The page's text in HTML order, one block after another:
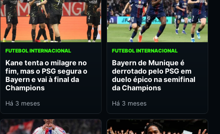
FUTEBOL INTERNACIONAL
Kane tenta o milagre no
fim, mas o PSG segura o
Bayern e vai à final da
Champions
Há 3 meses
FUTEBOL INTERNACIONAL
Bayern de Munique é
derrotado pelo PSG em
duelo épico na semifinal
da Champions
Há 3 meses